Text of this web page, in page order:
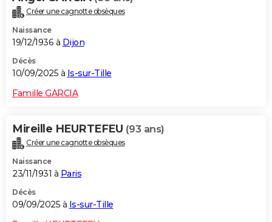
Créer une cagnotte obsèques
Naissance
19/12/1936 à Dijon
Décès
10/09/2025 à Is-sur-Tille
Famille GARCIA
Mireille HEURTEFEU (93 ans)
Créer une cagnotte obsèques
Naissance
23/11/1931 à Paris
Décès
09/09/2025 à Is-sur-Tille